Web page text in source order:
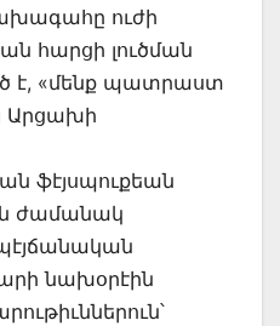
ուժի
հարցի լուծման
է, «մենք պատրաստ
Արցախի
ֆէյսպուքեան
ժամանակ
նախօրէին